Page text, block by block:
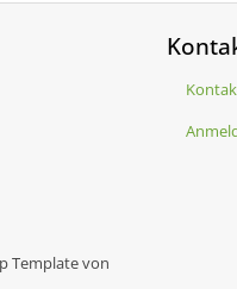
Template von